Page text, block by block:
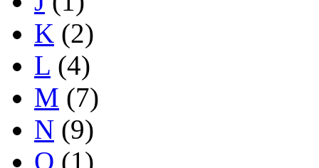
K (2)
L (4)
M (7)
N (9)
O (1)